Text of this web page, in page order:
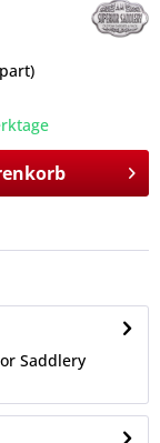
Saddlery